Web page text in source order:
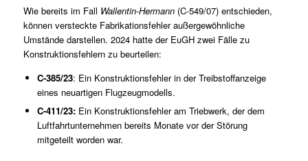
Wie bereits im Fall Wallentin-Hermann(C-549/07) entschieden,
können versteckte Fabrikationsfehler außergewöhnliche
Umstände darstellen. 2024 hatte der EuGH zwei Fälle zu
Konstruktionsfehlern zu beurteilen:
C-385/23: Ein Konstruktionsfehler in der Treibstoffanzeige
eines neuartigen Flugzeugmodells.
C-411/23:Ein Konstruktionsfehler am Triebwerk, der dem
Luftfahrtunternehmen bereits Monate vor der Störung
mitgeteilt worden war.